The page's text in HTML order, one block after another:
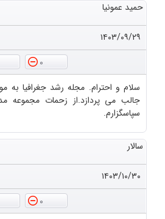
حمید عمونیا
۱۴۰۳/۰۹/۲۹
0
سلام و احترام. مجله رشد جغرافیا به
جالب می پردازد.از زحمات مجموعه
سپاسگزارم.
سالار
۱۴۰۳/۱۰/۳۰
0